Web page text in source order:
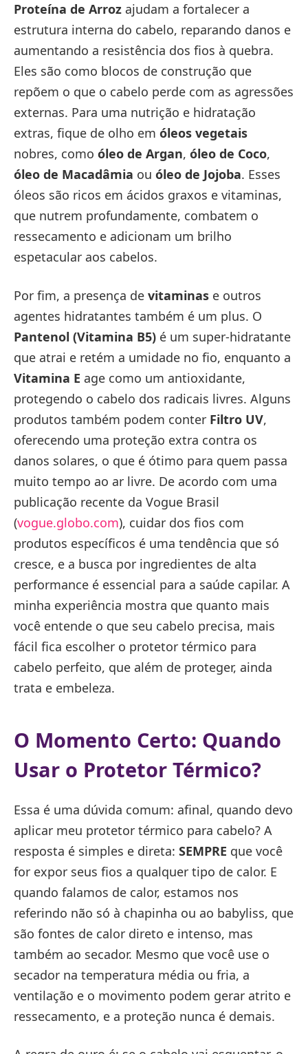
Proteína de Arroz ajudam a fortalecer a
estrutura interna do cabelo, reparando danos e
aumentando a resistência dos fios à quebra.
Eles são como blocos de construção que
repõem o que o cabelo perde com as agressões
externas. Para uma nutrição e hidratação
extras, fique de olho em óleos vegetais
nobres, como óleo de Argan, óleo de Coco,
óleo de Macadâmia ou óleo de Jojoba. Esses
óleos são ricos em ácidos graxos e vitaminas,
que nutrem profundamente, combatem o
ressecamento e adicionam um brilho
espetacular aos cabelos.
Por fim, a presença de vitaminas e outros
agentes hidratantes também é um plus. O
Pantenol (Vitamina B5) é um super-hidratante
que atrai e retém a umidade no fio, enquanto a
Vitamina E age como um antioxidante,
protegendo o cabelo dos radicais livres. Alguns
produtos também podem conter Filtro UV,
oferecendo uma proteção extra contra os
danos solares, o que é ótimo para quem passa
muito tempo ao ar livre. De acordo com uma
publicação recente da Vogue Brasil
(vogue.globo.com), cuidar dos fios com
produtos específicos é uma tendência que só
cresce, e a busca por ingredientes de alta
performance é essencial para a saúde capilar. A
minha experiência mostra que quanto mais
você entende o que seu cabelo precisa, mais
fácil fica escolher o protetor térmico para
cabelo perfeito, que além de proteger, ainda
trata e embeleza.
O Momento Certo: Quando
Usar o Protetor Térmico?
Essa é uma dúvida comum: afinal, quando devo
aplicar meu protetor térmico para cabelo? A
resposta é simples e direta: SEMPRE que você
for expor seus fios a qualquer tipo de calor. E
quando falamos de calor, estamos nos
referindo não só à chapinha ou ao babyliss, que
são fontes de calor direto e intenso, mas
também ao secador. Mesmo que você use o
secador na temperatura média ou fria, a
ventilação e o movimento podem gerar atrito e
ressecamento, e a proteção nunca é demais.